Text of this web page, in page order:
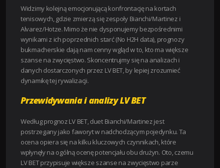
Widzimy kolejną emocjonującą konfrontację na kortach
tenisowych, gdzie zmierzą się zespoły Bianchi/Martinez i
Alvarez/Hotze. Mimo że nie dysponujemy bezpośrednimi
wynikami z ich poprzednich starć (No H2H data), prognozy
bukmacherskie dają nam cenny wgląd w to, kto ma większe
szanse na zwycięstwo. Skoncentrujmy się na analizach i
danych dostarczonych przez LV BET, by lepiej zrozumieć
dynamikę tej rywalizacji.
Przewidywania i analizy LV BET
Według prognoz LV BET, duet Bianchi/Martinez jest
postrzegany jako faworyt w nadchodzącym pojedynku. Ta
ocena opiera się na kilku kluczowych czynnikach, które
wpłynęły na ogólną ocenę potencjału obu drużyn. Oto, czemu
LV BET przypisuje większe szanse na zwycięstwo parze